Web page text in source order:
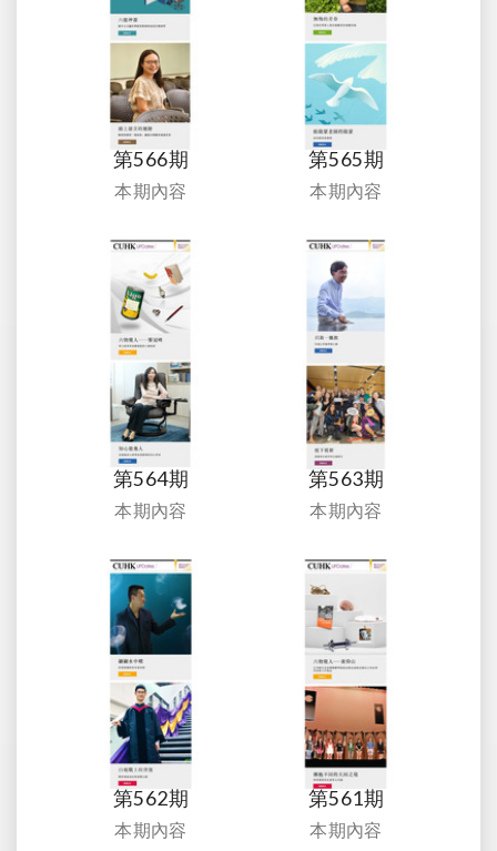
第566期
本期內容
第565期
本期內容
第564期
本期內容
第563期
本期內容
第562期
本期內容
第561期
本期內容